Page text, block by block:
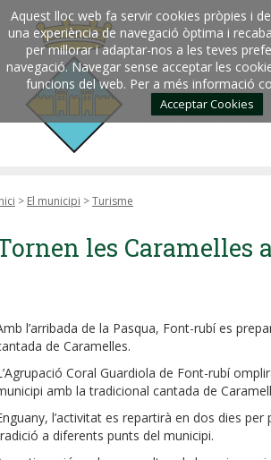
Aquest lloc web fa servir cookies pròpies i
una experiència de navegació òptima i
per millorar i adaptar-nos a les teves
navegació. Navegar sense acceptar les
funcions del web. Per a més informació
Acceptar Cookies
> El municipi >Turisme
les Caramelles
l’arribada de la Pasqua, Font-rubí es
de Caramelles.
Coral Guardiola de Font-rubí
amb la tradicional cantada de
l’activitat es repartirà en dos dies
a diferents punts del municipi.